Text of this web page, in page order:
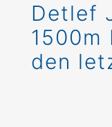
Detlef
1500m
den